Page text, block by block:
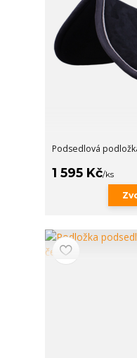
Podsedlová
1 595 Kč/ks